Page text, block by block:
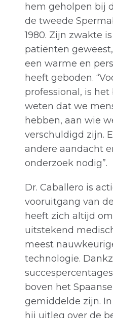
hem geholpen bij
de tweede
1980. Zijn zwakte
patiënten
een warme en
heeft geboden.
professional, is
weten dat we
hebben, aan wie
verschuldigd zijn.
andere aandacht
onderzoek nodig”.
Dr. Caballero is
vooruitgang van
heeft zich altijd
uitstekend
meest
technologie.
boven het
gemiddelde zijn.
hij uitleg over de